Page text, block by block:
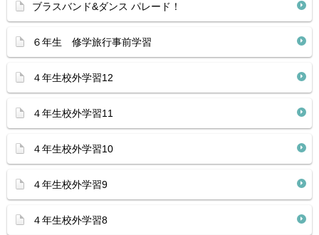
ブラスバンド&ダンス パレード！
６年生 修学旅行事前学習
４年生校外学習12
４年生校外学習11
４年生校外学習10
４年生校外学習9
４年生校外学習8